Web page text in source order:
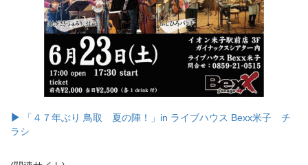
「４７年ぶり 鳥取 夏の陣！」in ライブハウス Bexx米子 チ
ラシ